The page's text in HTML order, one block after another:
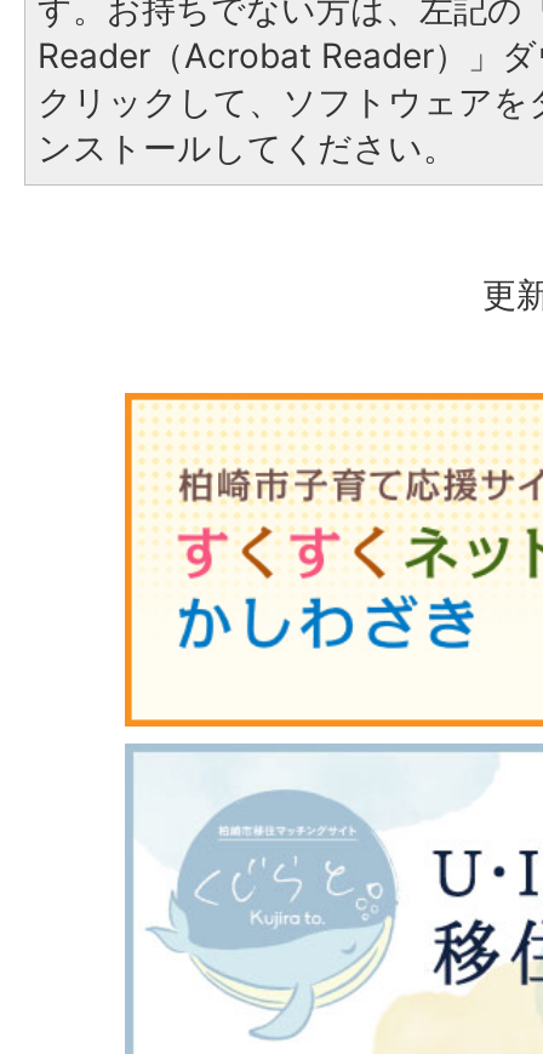
す。お持ちでない方は、左記の
Reader（Acrobat Reader）」
クリックして、ソフトウェア
ンストールしてください。
更